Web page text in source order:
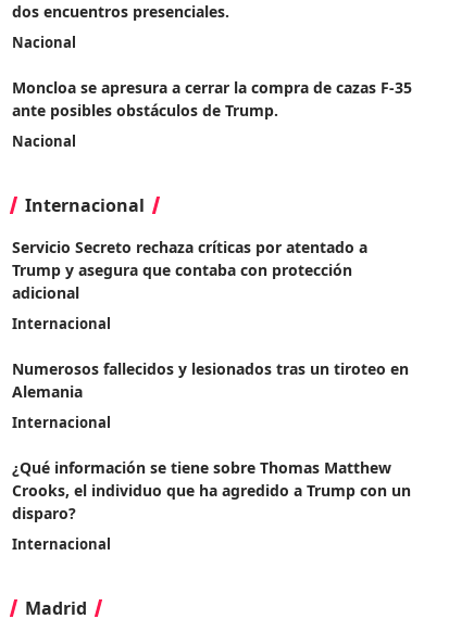
dos encuentros presenciales.
Nacional
Moncloa se apresura a cerrar la compra de cazas F-35
ante posibles obstáculos de Trump.
Nacional
Internacional
Servicio Secreto rechaza críticas por atentado a
Trump y asegura que contaba con protección
adicional
Internacional
Numerosos fallecidos y lesionados tras un tiroteo en
Alemania
Internacional
¿Qué información se tiene sobre Thomas Matthew
Crooks, el individuo que ha agredido a Trump con un
disparo?
Internacional
Madrid